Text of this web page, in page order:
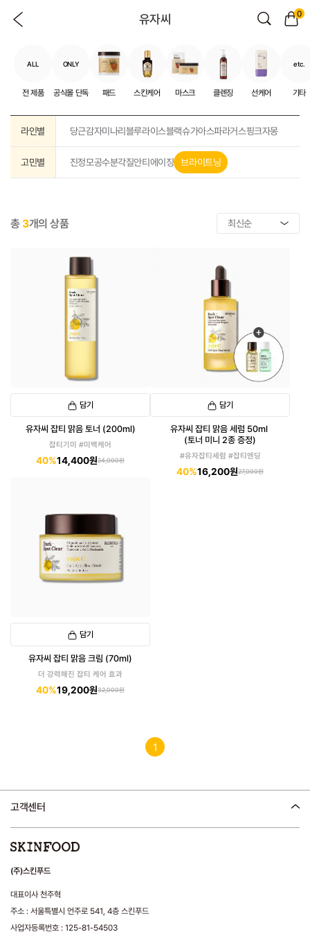
유자씨 0
ALL
전 제품
ONLY
공식몰 단독 패드 스킨케어 마스크 클렌징 선케어
etc.
기타
라인별 당근감자미나리블루라이스블랙슈가아스파라거스핑크자몽
고민별 진정모공수분각질안티에이징 브라이트닝
총 3개의 상품
담기
유자씨 잡티 맑음 토너 (200ml)
잡티기미 #미백케어
40%14,400원24,000원
담기
유자씨 잡티 맑음 세럼 50ml
(토너 미니 2종 증정)
#유자잡티세럼 #잡티엔딩
40%16,200원27,000원
담기
유자씨 잡티 맑음 크림 (70ml)
더 강력해진 잡티 케어 효과
40%19,200원32,000원
1
고객센터
(주)스킨푸드
대표이사 천주혁
주소 : 서울특별시 언주로 541, 4층 스킨푸드
사업자등록번호 : 125-81-54503